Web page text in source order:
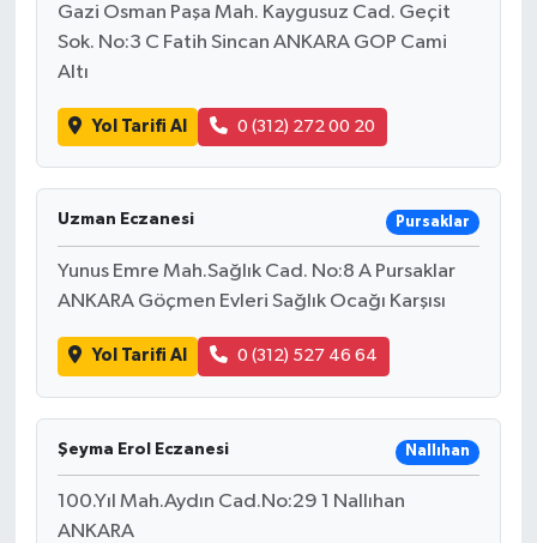
Gazi Osman Paşa Mah. Kaygusuz Cad. Geçit
Sok. No:3 C Fatih Sincan ANKARA GOP Cami
Altı
Yol Tarifi Al 0 (312) 272 00 20
Uzman Eczanesi Pursaklar
Yunus Emre Mah.Sağlık Cad. No:8 A Pursaklar
ANKARA Göçmen Evleri Sağlık Ocağı Karşısı
Yol Tarifi Al 0 (312) 527 46 64
Şeyma Erol Eczanesi Nallıhan
100.Yıl Mah.Aydın Cad.No:29 1 Nallıhan
ANKARA